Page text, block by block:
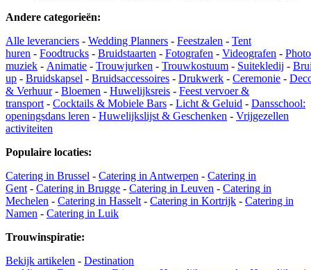
Andere categorieën:
Alle leveranciers - Wedding Planners - Feestzalen - Tent
huren - Foodtrucks - Bruidstaarten - Fotografen - Videografen -
muziek - Animatie - Trouwjurken - Trouwkostuum - Suitekledij -
up - Bruidskapsel - Bruidsaccessoires - Drukwerk - Ceremonie -
& Verhuur- Bloemen - Huwelijksreis - Feest vervoer &
transport - Cocktails & Mobiele Bars - Licht & Geluid - Dansschool:
openingsdans leren - Huwelijkslijst & Geschenken - Vrijgezellen
activiteiten
Populaire locaties:
Catering in Brussel - Catering in Antwerpen - Catering in
Gent - Catering in Brugge - Catering in Leuven - Catering in
Mechelen - Catering in Hasselt - Catering in Kortrijk - Catering in
Namen - Catering in Luik
Trouwinspiratie:
Bekijk artikelen - Destination